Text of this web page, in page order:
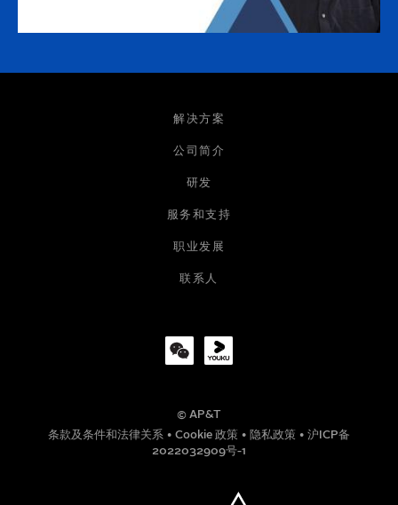
© AP&T
条款及条件和法律关系 • Cookie 政策 • 隐私政策 • 沪ICP备
2022032909号-1
解决方案
公司简介
研发
服务和支持
职业发展
联系人